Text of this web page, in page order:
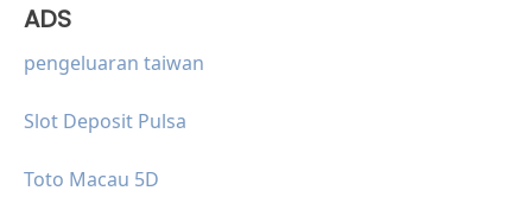
ADS
pengeluaran taiwan
Slot Deposit Pulsa
Toto Macau 5D